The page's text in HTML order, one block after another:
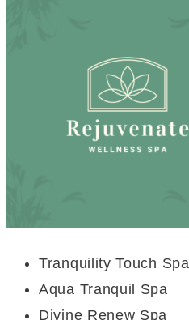
Tranquility Touch Spa
Aqua Tranquil Spa
Divine Renew Spa